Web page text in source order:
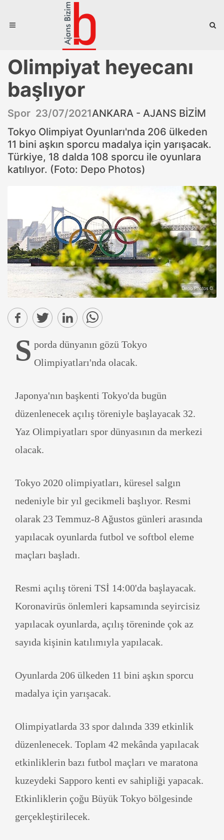
Olimpiyat heyecanı
başlıyor
Spor 23/07/2021ANKARA - AJANS BİZİM
Tokyo Olimpiyat Oyunları'nda 206 ülkeden
11 bini aşkın sporcu madalya için yarışacak.
Türkiye, 18 dalda 108 sporcu ile oyunlara
katılıyor. (Foto: Depo Photos)
S porda dünyanın gözü Tokyo
Olimpiyatları'nda olacak.
Japonya'nın başkenti Tokyo'da bugün
düzenlenecek açılış töreniyle başlayacak 32.
Yaz Olimpiyatları spor dünyasının da merkezi
olacak.
Tokyo 2020 olimpiyatları, küresel salgın
nedeniyle bir yıl gecikmeli başlıyor. Resmi
olarak 23 Temmuz-8 Ağustos günleri arasında
yapılacak oyunlarda futbol ve softbol eleme
maçları başladı.
Resmi açılış töreni TSİ 14:00'da başlayacak.
Koronavirüs önlemleri kapsamında seyircisiz
yapılacak oyunlarda, açılış töreninde çok az
sayıda kişinin katılımıyla yapılacak.
Oyunlarda 206 ülkeden 11 bini aşkın sporcu
madalya için yarışacak.
Olimpiyatlarda 33 spor dalında 339 etkinlik
düzenlenecek. Toplam 42 mekânda yapılacak
etkinliklerin bazı futbol maçları ve maratona
kuzeydeki Sapporo kenti ev sahipliği yapacak.
Etkinliklerin çoğu Büyük Tokyo bölgesinde
gerçekleştirilecek.